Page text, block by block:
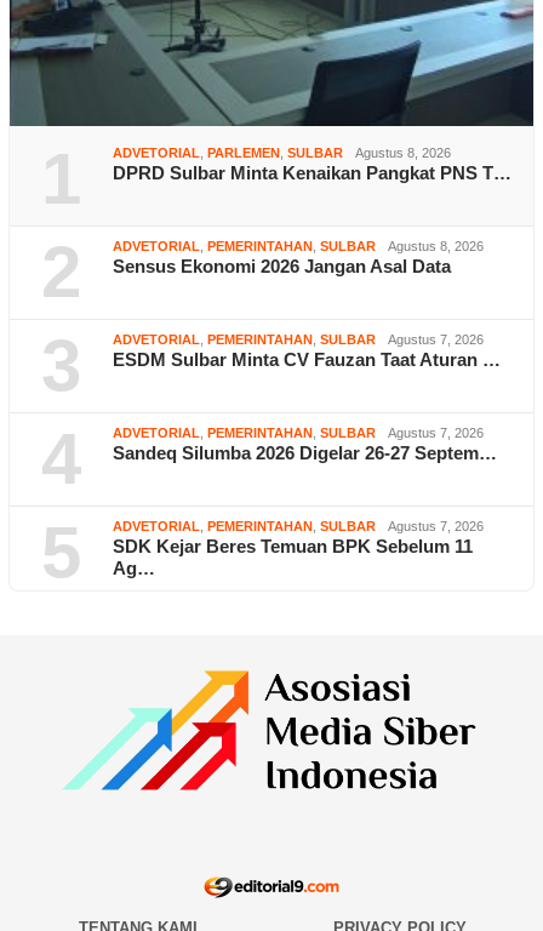
1 ADVETORIAL PARLEMEN SULBAR Agustus 8, 2026
DPRD Sulbar Minta Kenaikan Pangkat PNS T…
2 ADVETORIAL PEMERINTAHAN SULBAR Agustus 8, 2026
Sensus Ekonomi 2026 Jangan Asal Data
3 ADVETORIAL PEMERINTAHAN SULBAR Agustus 7, 2026
ESDM Sulbar Minta CV Fauzan Taat Aturan …
4 ADVETORIAL PEMERINTAHAN SULBAR Agustus 7, 2026
Sandeq Silumba 2026 Digelar 26-27 Septem…
5 ADVETORIAL PEMERINTAHAN SULBAR Agustus 7, 2026
SDK Kejar Beres Temuan BPK Sebelum 11
Ag…